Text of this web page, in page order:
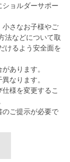
ョルダーサポー
さなお子様やご
法などについて取
けるよう安全面を
あります。
なります。
様を変更するこ
ご提示が必要で